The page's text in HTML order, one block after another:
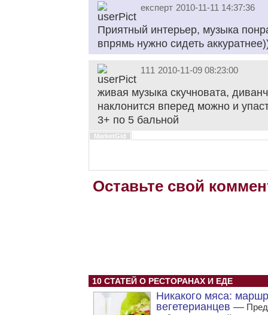
експерт 2010-11-11 14:37:36
Приятный интерьер, музыка
впрямь нужно сидеть
111 2010-11-09 08:23:00
живая музыка скучновата,
наклонится вперед можно и
3+ по 5 бальной
MarketGid
Оставьте свой
10 СТАТЕЙ О РЕСТОРАНАХ И ЕДЕ
Никакого мяса:
вегетерианцев —